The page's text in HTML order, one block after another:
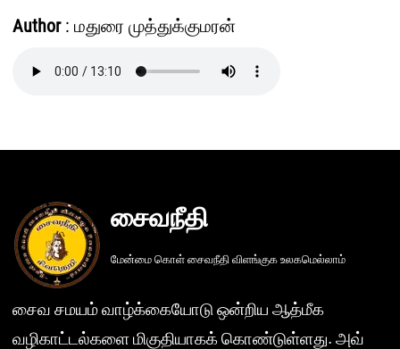
Author: மதுரை முத்துக்குமரன்
சைவநீதி
மேன்மை கொள் சைவநீதி விளங்குக உலகமெல்லாம்
சைவ சமயம் வாழ்க்கையோடு ஒன்றிய ஆத்மீக
வழிகாட்டல்களை மிகுதியாகக் கொண்டுள்ளது. அவ்